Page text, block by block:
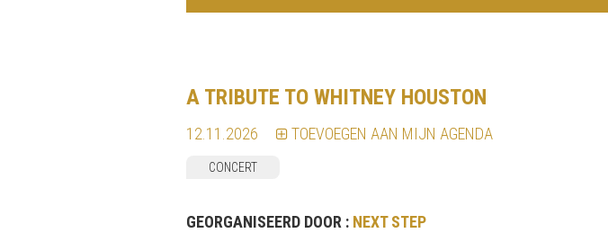
A TRIBUTE TO WHITNEY HOUSTON
12.11.2026 TOEVOEGEN AAN MIJN AGENDA
CONCERT
GEORGANISEERD DOOR : NEXT STEP